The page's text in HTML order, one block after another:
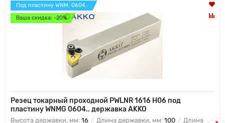
Под пластину WNM. 0604..
Ваша скидка: -20%
Резец токарный проходной PWLNR 1616 H06 под
пластину WNMG 0604.. державка AKKO
Высота державки, мм: 16 Длина державки, мм: 100
Длина